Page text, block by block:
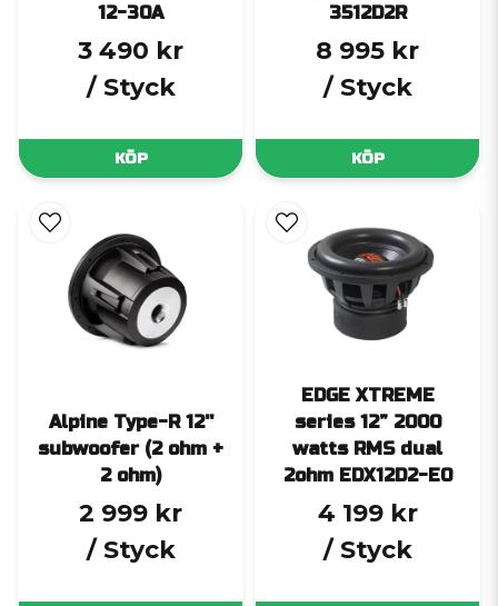
12-30A
3 490 kr
/ Styck
KÖP
3512D2R
8 995 kr
/ Styck
KÖP
Alpine Type-R 12''
subwoofer (2 ohm +
2 ohm)
2 999 kr
/ Styck
EDGE XTREME
series 12” 2000
watts RMS dual
2ohm EDX12D2-E0
4 199 kr
/ Styck